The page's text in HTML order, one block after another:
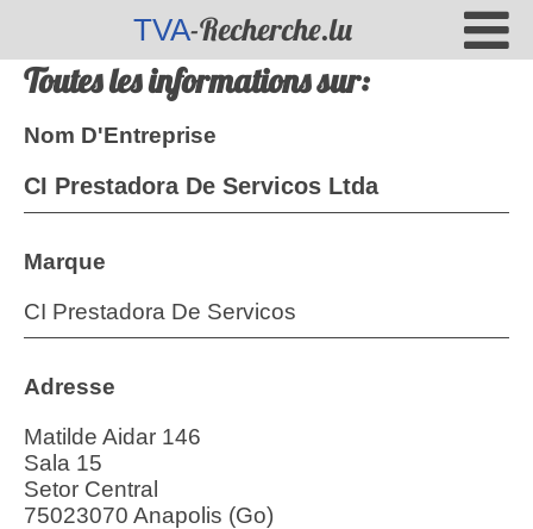
TVA-Recherche.lu
Toutes les informations sur:
Nom D'Entreprise
CI Prestadora De Servicos Ltda
Marque
CI Prestadora De Servicos
Adresse
Matilde Aidar 146
Sala 15
Setor Central
75023070 Anapolis (Go)